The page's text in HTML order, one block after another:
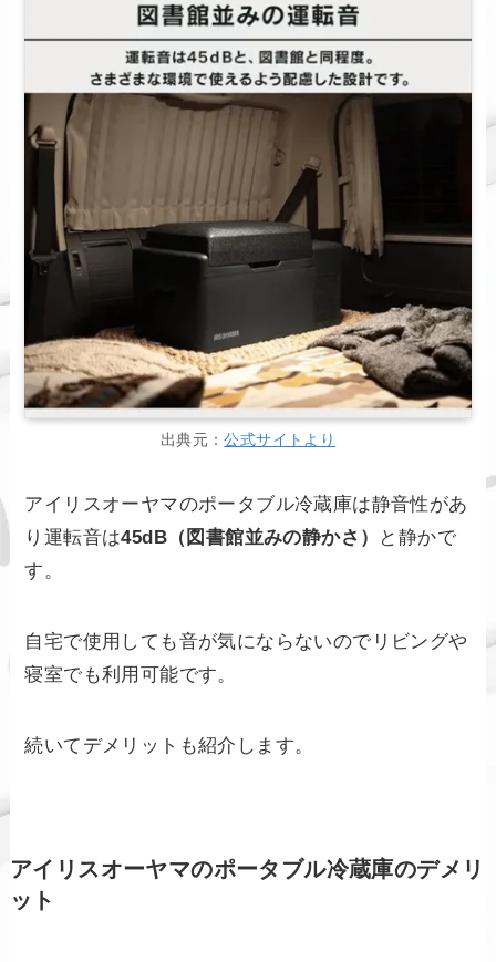
出典元：公式サイトより
アイリスオーヤマのポータブル冷蔵庫は静音性があ
り運転音は45dB（図書館並みの静かさ）
と静かで
す。
自宅で使用しても音が気にならないのでリビングや
寝室でも利用可能です。
続いてデメリットも紹介します。
アイリスオーヤマのポータブル冷蔵庫のデメリ
ット